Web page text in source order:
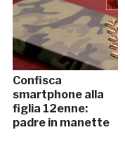
Confisca
smartphone alla
figlia 12enne:
padre in manette